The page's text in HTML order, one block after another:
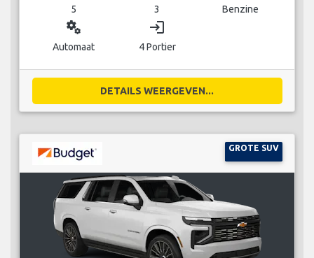
5 3 Benzine
miscellaneous_services
Automaat
login
4 Portier
DETAILS WEERGEVEN...
GROTE SUV